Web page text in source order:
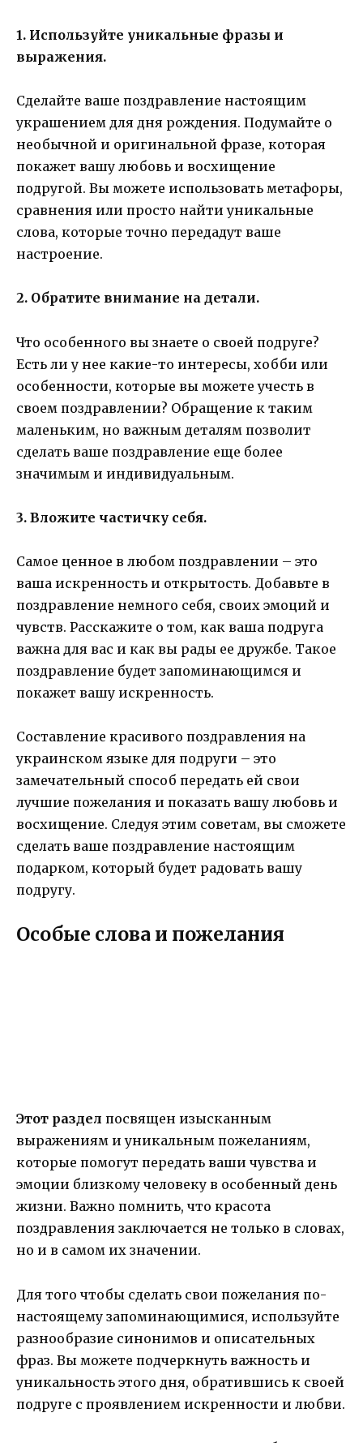
1. Используйте уникальные фразы и
выражения.
Сделайте ваше поздравление настоящим
украшением для дня рождения. Подумайте о
необычной и оригинальной фразе, которая
покажет вашу любовь и восхищение
подругой. Вы можете использовать метафоры,
сравнения или просто найти уникальные
слова, которые точно передадут ваше
настроение.
2. Обратите внимание на детали.
Что особенного вы знаете о своей подруге?
Есть ли у нее какие-то интересы, хобби или
особенности, которые вы можете учесть в
своем поздравлении? Обращение к таким
маленьким, но важным деталям позволит
сделать ваше поздравление еще более
значимым и индивидуальным.
3. Вложите частичку себя.
Самое ценное в любом поздравлении – это
ваша искренность и открытость. Добавьте в
поздравление немного себя, своих эмоций и
чувств. Расскажите о том, как ваша подруга
важна для вас и как вы рады ее дружбе. Такое
поздравление будет запоминающимся и
покажет вашу искренность.
Составление красивого поздравления на
украинском языке для подруги – это
замечательный способ передать ей свои
лучшие пожелания и показать вашу любовь и
восхищение. Следуя этим советам, вы сможете
сделать ваше поздравление настоящим
подарком, который будет радовать вашу
подругу.
Особые слова и пожелания
Этот раздел посвящен изысканным
выражениям и уникальным пожеланиям,
которые помогут передать ваши чувства и
эмоции близкому человеку в особенный день
жизни. Важно помнить, что красота
поздравления заключается не только в словах,
но и в самом их значении.
Для того чтобы сделать свои пожелания по-
настоящему запоминающимися, используйте
разнообразие синонимов и описательных
фраз. Вы можете подчеркнуть важность и
уникальность этого дня, обратившись к своей
подруге с проявлением искренности и любви.